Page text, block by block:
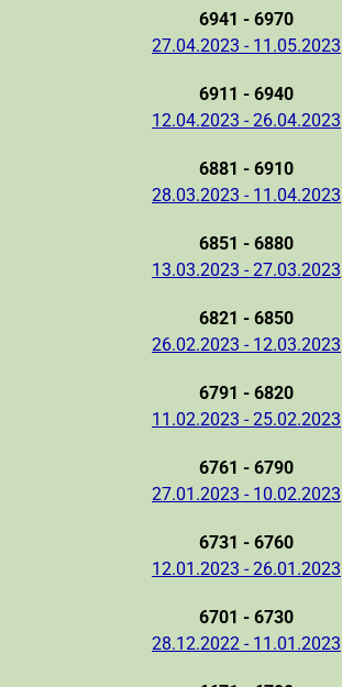
6941 - 6970
27.04.2023 - 11.05.2023
6911 - 6940
12.04.2023 - 26.04.2023
6881 - 6910
28.03.2023 - 11.04.2023
6851 - 6880
13.03.2023 - 27.03.2023
6821 - 6850
26.02.2023 - 12.03.2023
6791 - 6820
11.02.2023 - 25.02.2023
6761 - 6790
27.01.2023 - 10.02.2023
6731 - 6760
12.01.2023 - 26.01.2023
6701 - 6730
28.12.2022 - 11.01.2023